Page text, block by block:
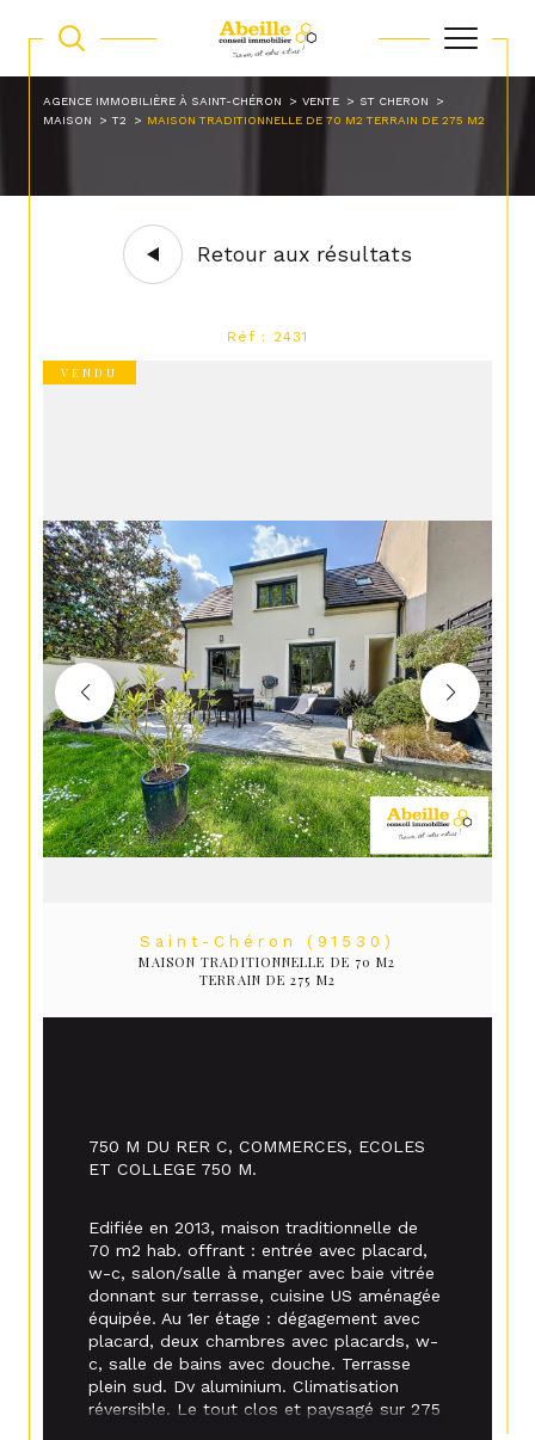
AGENCE IMMOBILIÈRE À SAINT-CHÉRON VENTE
ST CHERON
MAISON
T2 MAISON TRADITIONNELLE DE 70 M2 TERRAIN DE 275 M2
Retour aux résultats
Réf : 2431
VENDU
Saint-Chéron (91530)
MAISON TRADITIONNELLE DE 70 M2
TERRAIN DE 275 M2
750 M DU RER C, COMMERCES, ECOLES
ET COLLEGE 750 M.
Edifiée en 2013, maison traditionnelle de
70 m2 hab. offrant : entrée avec placard,
w-c, salon/salle à manger avec baie vitrée
donnant sur terrasse, cuisine US aménagée
équipée. Au 1er étage : dégagement avec
placard, deux chambres avec placards, w-
c, salle de bains avec douche. Terrasse
plein sud. Dv aluminium. Climatisation
réversible. Le tout clos et paysagé sur 275